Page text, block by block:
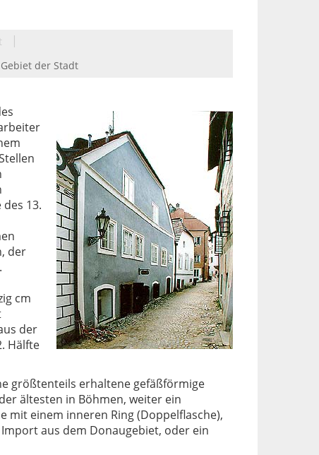
|
der Stadt
13.
der
cm
der
Hälfte
größtenteils erhaltene gefäßförmige
ältesten in Böhmen, weiter ein
mit einem inneren Ring (Doppelflasche),
aus dem Donaugebiet, oder ein